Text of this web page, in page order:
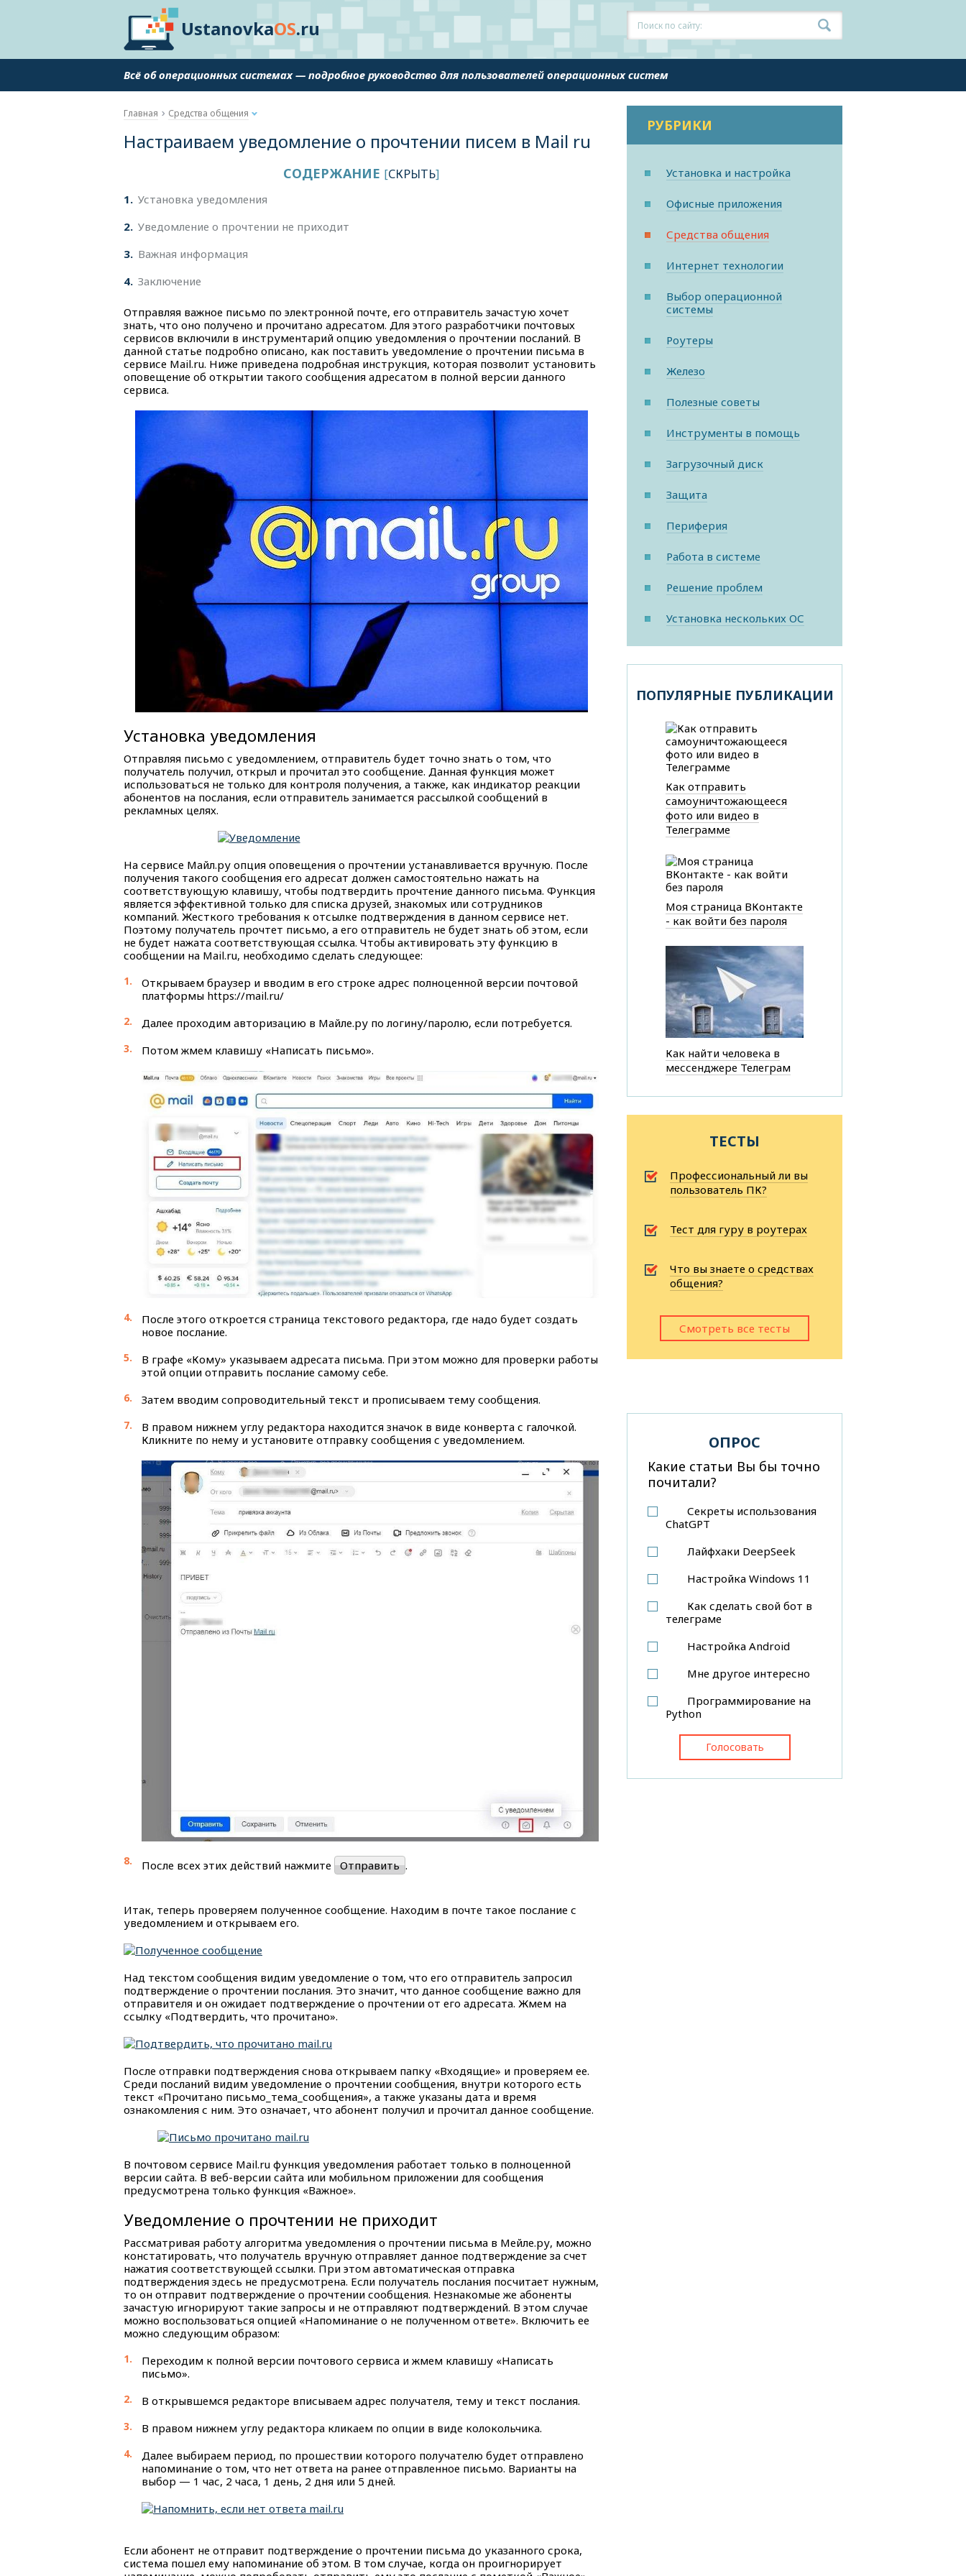
UstanovkaOS.ru
Всё об операционных системах — подробное руководство для пользователей операционных систем
Главная Средства общения
Настраиваем уведомление о прочтении писем в Mail ru
СОДЕРЖАНИЕ [СКРЫТЬ]
1
Установка уведомления
2 Уведомление о прочтении не приходит
3 Важная информация
4 Заключение
Отправляя важное письмо по электронной почте, его отправитель зачастую хочет
знать, что оно получено и прочитано адресатом. Для этого разработчики почтовых
сервисов включили в инструментарий опцию уведомления о прочтении посланий. В
данной статье подробно описано, как поставить уведомление о прочтении письма в
сервисе Mail.ru. Ниже приведена подробная инструкция, которая позволит установить
оповещение об открытии такого сообщения адресатом в полной версии данного
сервиса.
Установка уведомления
Отправляя письмо с уведомлением, отправитель будет точно знать о том, что
получатель получил, открыл и прочитал это сообщение. Данная функция может
использоваться не только для контроля получения, а также, как индикатор реакции
абонентов на послания, если отправитель занимается рассылкой сообщений в
рекламных целях.
На сервисе Майл.ру опция оповещения о прочтении устанавливается вручную. После
получения такого сообщения его адресат должен самостоятельно нажать на
соответствующую клавишу, чтобы подтвердить прочтение данного письма. Функция
является эффективной только для списка друзей, знакомых или сотрудников
компаний. Жесткого требования к отсылке подтверждения в данном сервисе нет.
Поэтому получатель прочтет письмо, а его отправитель не будет знать об этом, если
не будет нажата соответствующая ссылка. Чтобы активировать эту функцию в
сообщении на Mail.ru, необходимо сделать следующее:
Открываем браузер и вводим в его строке адрес полноценной версии почтовой
платформы https://mail.ru/
Далее проходим авторизацию в Майле.ру по логину/паролю, если потребуется.
Потом жмем клавишу «Написать письмо».
После этого откроется страница текстового редактора, где надо будет создать
новое послание.
В графе «Кому» указываем адресата письма. При этом можно для проверки работы
этой опции отправить послание самому себе.
Затем вводим сопроводительный текст и прописываем тему сообщения.
В правом нижнем углу редактора находится значок в виде конверта с галочкой.
Кликните по нему и установите отправку сообщения с уведомлением.
После всех этих действий нажмите Отправить .
Итак, теперь проверяем полученное сообщение. Находим в почте такое послание с
уведомлением и открываем его.
Над текстом сообщения видим уведомление о том, что его отправитель запросил
подтверждение о прочтении послания. Это значит, что данное сообщение важно для
отправителя и он ожидает подтверждение о прочтении от его адресата. Жмем на
ссылку «Подтвердить, что прочитано».
После отправки подтверждения снова открываем папку «Входящие» и проверяем ее.
Среди посланий видим уведомление о прочтении сообщения, внутри которого есть
текст «Прочитано письмо_тема_сообщения», а также указаны дата и время
ознакомления с ним. Это означает, что абонент получил и прочитал данное сообщение.
В почтовом сервисе Mail.ru функция уведомления работает только в полноценной
версии сайта. В веб-версии сайта или мобильном приложении для сообщения
предусмотрена только функция «Важное».
Уведомление о прочтении не приходит
Рассматривая работу алгоритма уведомления о прочтении письма в Мейле.ру, можно
констатировать, что получатель вручную отправляет данное подтверждение за счет
нажатия соответствующей ссылки. При этом автоматическая отправка
подтверждения здесь не предусмотрена. Если получатель послания посчитает нужным,
то он отправит подтверждение о прочтении сообщения. Незнакомые же абоненты
зачастую игнорируют такие запросы и не отправляют подтверждений. В этом случае
можно воспользоваться опцией «Напоминание о не полученном ответе». Включить ее
можно следующим образом:
Переходим к полной версии почтового сервиса и жмем клавишу «Написать
письмо».
В открывшемся редакторе вписываем адрес получателя, тему и текст послания.
В правом нижнем углу редактора кликаем по опции в виде колокольчика.
Далее выбираем период, по прошествии которого получателю будет отправлено
напоминание о том, что нет ответа на ранее отправленное письмо. Варианты на
выбор — 1 час, 2 часа, 1 день, 2 дня или 5 дней.
Если абонент не отправит подтверждение о прочтении письма до указанного срока,
система пошел ему напоминание об этом. В том случае, когда он проигнорирует
РУБРИКИ
Установка и настройка
Офисные приложения
Средства общения
Интернет технологии
Выбор операционной
системы
Роутеры
Железо
Полезные советы
Инструменты в помощь
Загрузочный диск
Защита
Периферия
Работа в системе
Решение проблем
Установка нескольких ОС
ПОПУЛЯРНЫЕ ПУБЛИКАЦИИ
Как отправить
самоуничтожающееся
фото или видео в
Телеграмме
Моя страница ВКонтакте
- как войти без пароля
Как найти человека в
мессенджере Телеграм
ТЕСТЫ
Профессиональный ли вы
пользователь ПК?
Тест для гуру в роутерах
Что вы знаете о средствах
общения?
Смотреть все тесты
ОПРОС
Какие статьи Вы бы точно
почитали?
Секреты использования
ChatGPT
Лайфхаки DeepSeek
Настройка Windows 11
Как сделать свой бот в
телеграме
Настройка Android
Мне другое интересно
Программирование на
Python